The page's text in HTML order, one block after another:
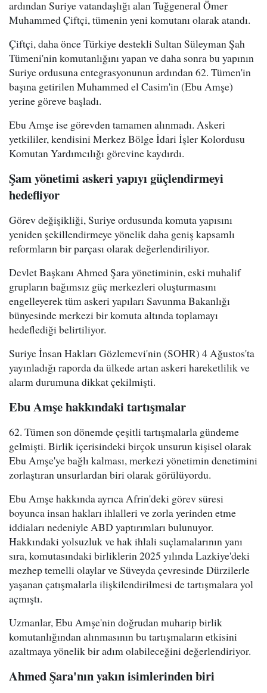
ardından Suriye vatandaşlığı alan Tuğgeneral Ömer
Muhammed Çiftçi, tümenin yeni komutanı olarak atandı.
Çiftçi, daha önce Türkiye destekli Sultan Süleyman Şah
Tümeni'nin komutanlığını yapan ve daha sonra bu yapının
Suriye ordusuna entegrasyonunun ardından 62. Tümen'in
başına getirilen Muhammed el Casim'in (Ebu Amşe)
yerine göreve başladı.
Ebu Amşe ise görevden tamamen alınmadı. Askeri
yetkililer, kendisini Merkez Bölge İdari İşler Kolordusu
Komutan Yardımcılığı görevine kaydırdı.
Şam yönetimi askeri yapıyı güçlendirmeyi
hedefliyor
Görev değişikliği, Suriye ordusunda komuta yapısını
yeniden şekillendirmeye yönelik daha geniş kapsamlı
reformların bir parçası olarak değerlendiriliyor.
Devlet Başkanı Ahmed Şara yönetiminin, eski muhalif
grupların bağımsız güç merkezleri oluşturmasını
engelleyerek tüm askeri yapıları Savunma Bakanlığı
bünyesinde merkezi bir komuta altında toplamayı
hedeflediği belirtiliyor.
Suriye İnsan Hakları Gözlemevi'nin (SOHR) 4 Ağustos'ta
yayınladığı raporda da ülkede artan askeri hareketlilik ve
alarm durumuna dikkat çekilmişti.
Ebu Amşe hakkındaki tartışmalar
62. Tümen son dönemde çeşitli tartışmalarla gündeme
gelmişti. Birlik içerisindeki birçok unsurun kişisel olarak
Ebu Amşe'ye bağlı kalması, merkezi yönetimin denetimini
zorlaştıran unsurlardan biri olarak görülüyordu.
Ebu Amşe hakkında ayrıca Afrin'deki görev süresi
boyunca insan hakları ihlalleri ve zorla yerinden etme
iddiaları nedeniyle ABD yaptırımları bulunuyor.
Hakkındaki yolsuzluk ve hak ihlali suçlamalarının yanı
sıra, komutasındaki birliklerin 2025 yılında Lazkiye'deki
mezhep temelli olaylar ve Süveyda çevresinde Dürzilerle
yaşanan çatışmalarla ilişkilendirilmesi de tartışmalara yol
açmıştı.
Uzmanlar, Ebu Amşe'nin doğrudan muharip birlik
komutanlığından alınmasının bu tartışmaların etkisini
azaltmaya yönelik bir adım olabileceğini değerlendiriyor.
Ahmed Şara'nın yakın isimlerinden biri